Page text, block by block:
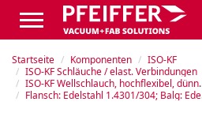
Startseite Komponenten
ISO-KF
ISO-KF Schläuche / elast. Verbindungen
ISO-KF Wellschlauch, hochflexibel, dünnwandig
Flansch: Edelstahl 1.4301/304; Balg: Edelstahl 316L